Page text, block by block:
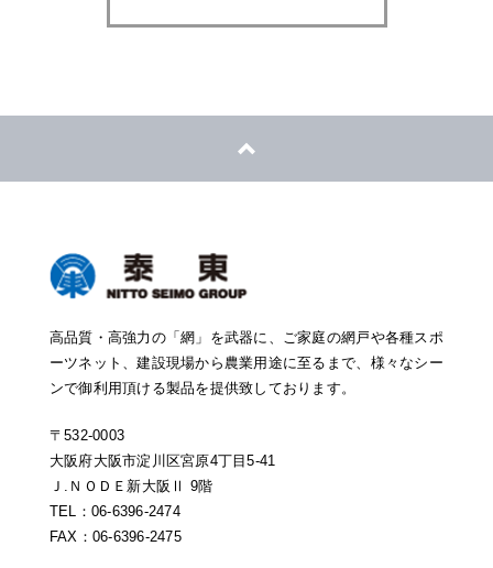
高品質・高強力の「網」を武器に、ご家庭の網戸や各種スポ
ーツネット、建設現場から農業用途に至るまで、様々なシー
ンで御利用頂ける製品を提供致しております。
〒532-0003
大阪府大阪市淀川区宮原4丁目5-41
Ｊ.ＮＯＤＥ新大阪Ⅱ 9階
TEL：06-6396-2474
FAX：06-6396-2475